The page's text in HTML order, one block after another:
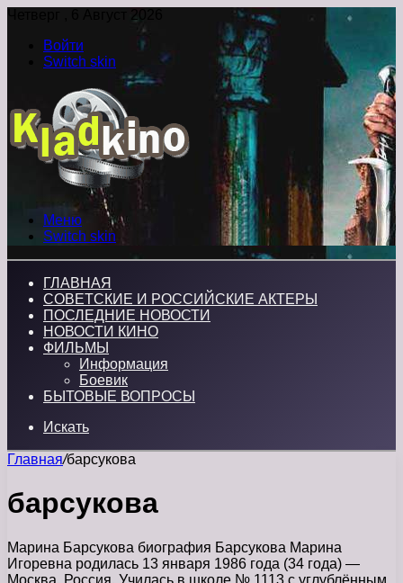
Четверг , 6 Август 2026
Войти
Switch skin
Меню
Switch skin
ГЛАВНАЯ
СОВЕТСКИЕ И РОССИЙСКИЕ АКТЕРЫ
ПОСЛЕДНИЕ НОВОСТИ
НОВОСТИ КИНО
ФИЛЬМЫ
Информация
Боевик
БЫТОВЫЕ ВОПРОСЫ
Искать
Главная/барсукова
барсукова
Марина Барсукова биография Барсукова Марина
Игоревна родилась 13 января 1986 года (34 года) —
Москва, Россия. Училась в школе № 1113 с углублённым